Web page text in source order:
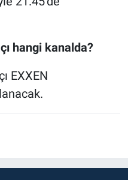
hangi kanalda?
EXXEN